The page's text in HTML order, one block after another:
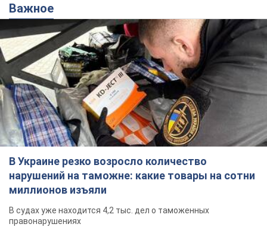
Важное
В Украине резко возросло количество
нарушений на таможне: какие товары на сотни
миллионов изъяли
В судах уже находится 4,2 тыс. дел о таможенных
правонарушениях